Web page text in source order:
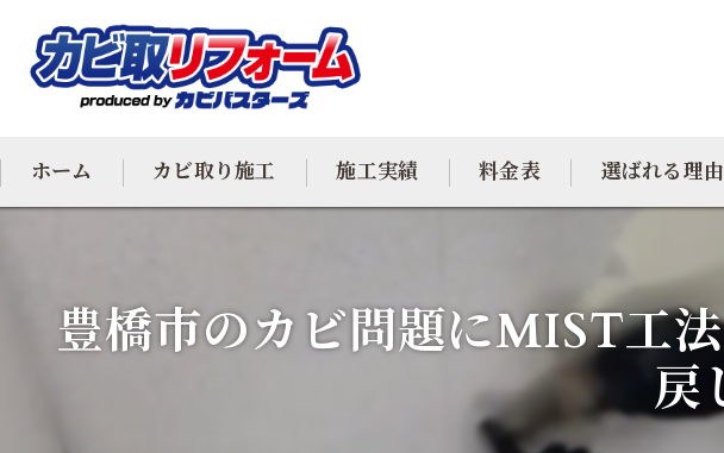
ホーム カビ取り施工
カビ除去
施工実績 料金表 選ばれる理由
豊橋市のカビ問題にMIST工
戻